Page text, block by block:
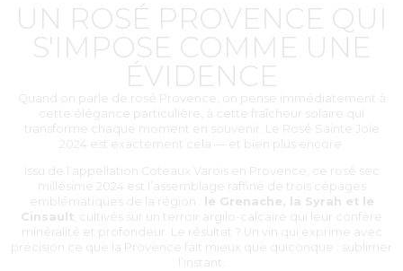
UN ROSÉ PROVENCE QUI
S'IMPOSE COMME UNE
ÉVIDENCE
Quand on parle de rosé Provence, on pense immédiatement à
cette élégance particulière, à cette fraîcheur solaire qui
transforme chaque moment en souvenir. Le Rosé Sainte Joie
2024 est exactement cela — et bien plus encore.
Issu de l’appellation Coteaux Varois en Provence, ce rosé sec
millésime 2024 est l’assemblage raffiné de trois cépages
emblématiques de la région :
le Grenache, la Syrah et le
Cinsault , cultivés sur un terroir argilo-calcaire qui leur confère
minéralité et profondeur. Le résultat ? Un vin qui exprime avec
précision ce que la Provence fait mieux que quiconque : sublimer
l’instant.